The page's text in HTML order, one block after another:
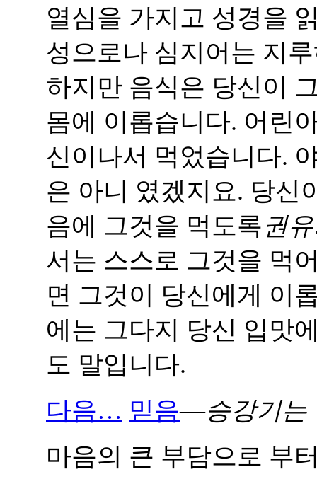
열심을 가지고 성경을
성으로나 심지어는 지
하지만 음식은 당신이
몸에 이롭습니다. 어린
신이나서 먹었습니다.
은 아니 였겠지요. 당신
음에 그것을 먹도록 권
서는 스스로 그것을 먹
면 그것이 당신에게 이
에는 그다지 당신 입맛
도 말입니다.
다음… 믿음—승강기는
마음의 큰 부담으로 부